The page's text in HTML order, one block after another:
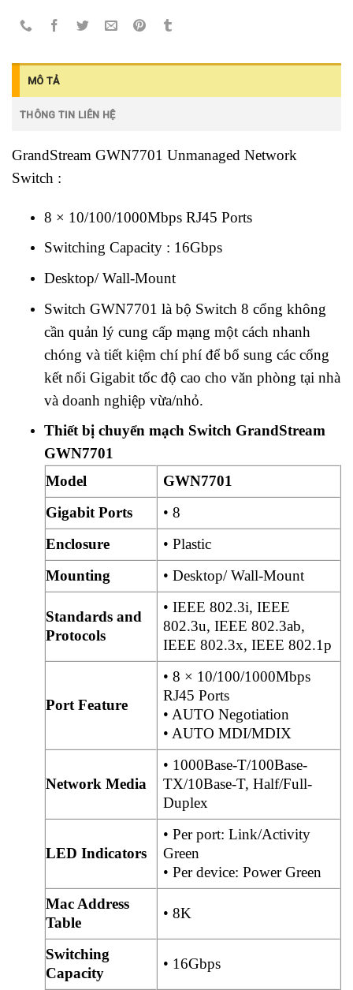
MÔ TẢ
THÔNG TIN LIÊN HỆ
GrandStream GWN7701 Unmanaged Network
Switch :
8 × 10/100/1000Mbps RJ45 Ports
Switching Capacity : 16Gbps
Desktop/ Wall-Mount
Switch GWN7701 là bộ Switch 8 cổng không
cần quản lý cung cấp mạng một cách nhanh
chóng và tiết kiệm chí phí để bổ sung các cổng
kết nối Gigabit tốc độ cao cho văn phòng tại nhà
và doanh nghiệp vừa/nhỏ.
Thiết bị chuyển mạch Switch GrandStream
GWN7701
Model
GWN7701
Gigabit Ports
• 8
Enclosure
• Plastic
Mounting
• Desktop/ Wall-Mount
Standards and
Protocols
• IEEE 802.3i, IEEE
802.3u, IEEE 802.3ab,
IEEE 802.3x, IEEE 802.1p
Port Feature
• 8 × 10/100/1000Mbps
RJ45 Ports
• AUTO Negotiation
• AUTO MDI/MDIX
Network Media
• 1000Base-T/100Base-
TX/10Base-T, Half/Full-
Duplex
LED Indicators
• Per port: Link/Activity
Green
• Per device: Power Green
Mac Address
Table
• 8K
Switching
Capacity
• 16Gbps